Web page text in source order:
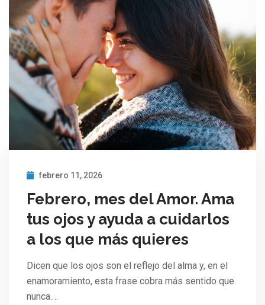
febrero 11, 2026
Febrero, mes del Amor. Ama
tus ojos y ayuda a cuidarlos
a los que más quieres
Dicen que los ojos son el reflejo del alma y, en el
enamoramiento, esta frase cobra más sentido que
nunca.…